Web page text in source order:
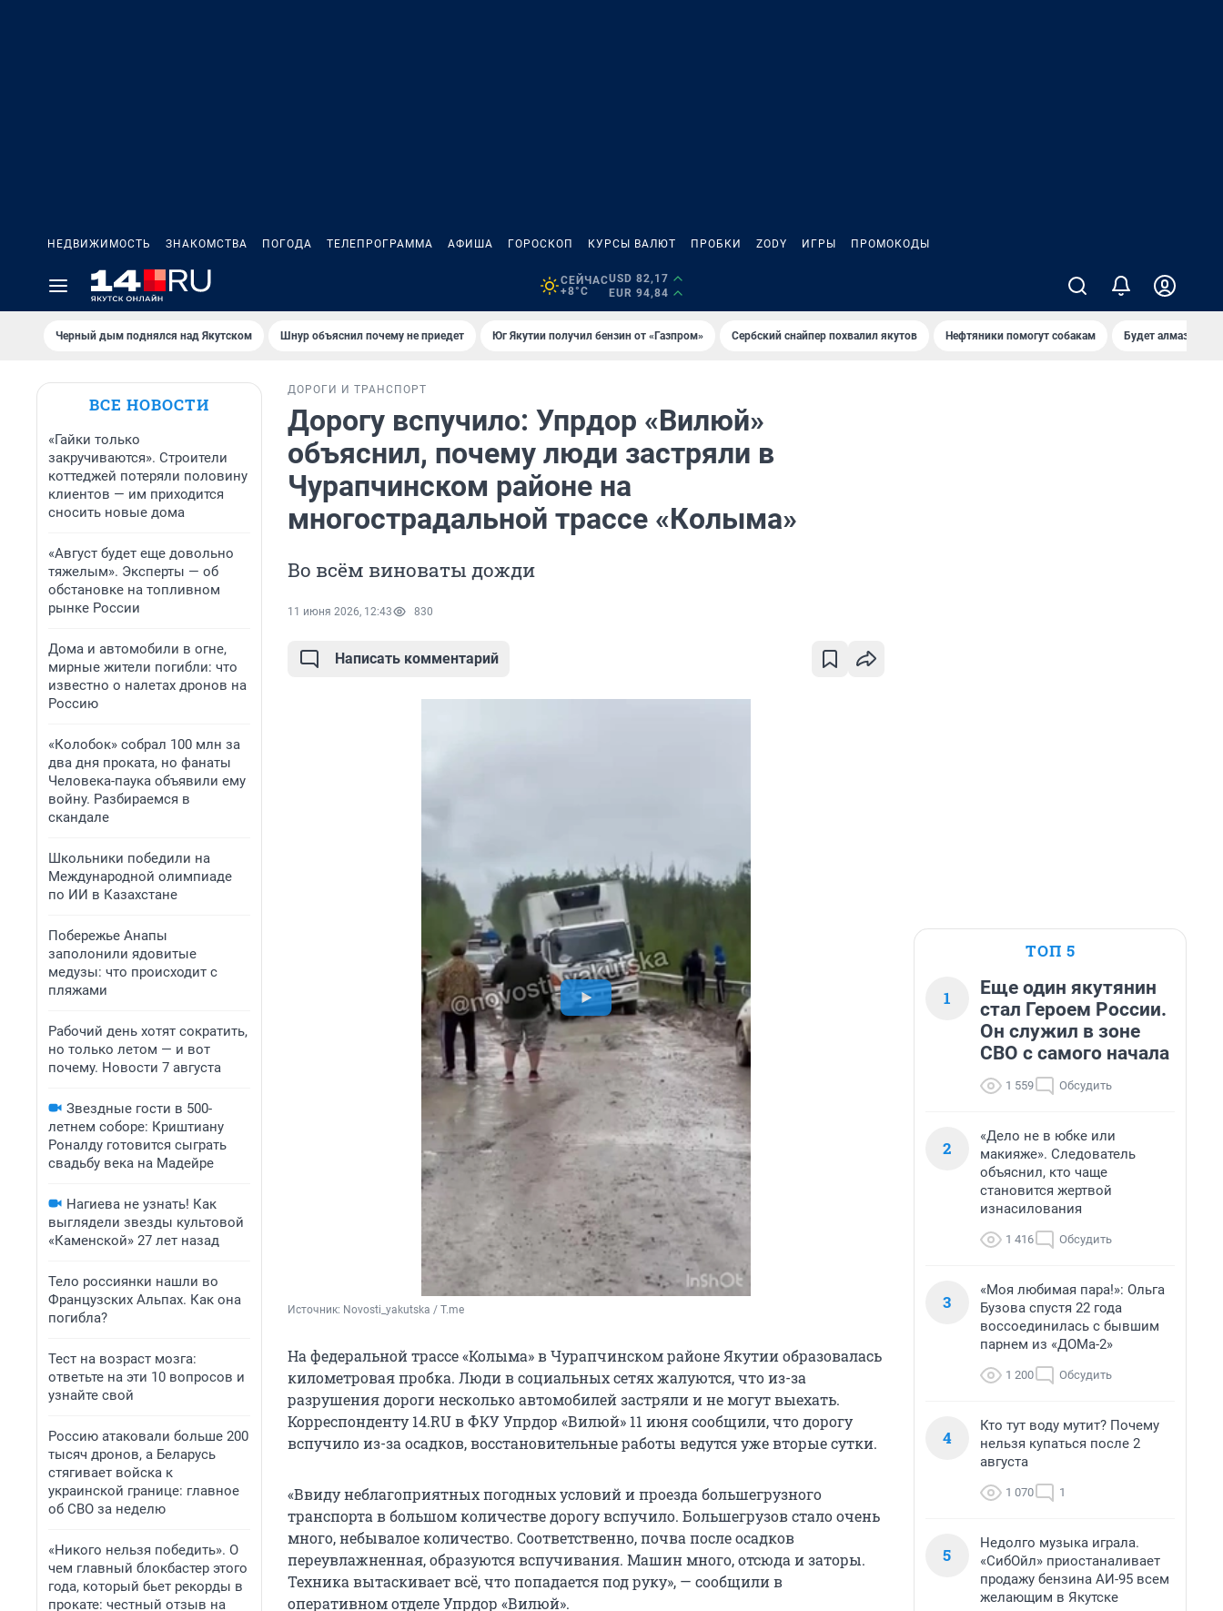
НЕДВИЖИМОСТЬ ЗНАКОМСТВА ПОГОДА ТЕЛЕПРОГРАММА АФИША ГОРОСКОП КУРСЫ ВАЛЮТ ПРОБКИ ZODY ИГРЫ ПРОМОКОДЫ
СЕЙЧАС
+8°C
USD 82,17
EUR 94,84
Черный дым поднялся над Якутском Шнур объяснил почему не приедет Юг Якутии получил бензин от «Газпром» Сербский снайпер похвалил якутов Нефтяники помогут собакам Будет алмазный
ВСЕ НОВОСТИ
«Гайки только
закручиваются». Строители
коттеджей потеряли половину
клиентов — им приходится
сносить новые дома
«Август будет еще довольно
тяжелым». Эксперты — об
обстановке на топливном
рынке России
Дома и автомобили в огне,
мирные жители погибли: что
известно о налетах дронов на
Россию
«Колобок» собрал 100 млн за
два дня проката, но фанаты
Человека-паука объявили ему
войну. Разбираемся в
скандале
Школьники победили на
Международной олимпиаде
по ИИ в Казахстане
Побережье Анапы
заполонили ядовитые
медузы: что происходит с
пляжами
Рабочий день хотят сократить,
но только летом — и вот
почему. Новости 7 августа
Звездные гости в 500-
летнем соборе: Криштиану
Роналду готовится сыграть
свадьбу века на Мадейре
Нагиева не узнать! Как
выглядели звезды культовой
«Каменской» 27 лет назад
Тело россиянки нашли во
Французских Альпах. Как она
погибла?
Тест на возраст мозга:
ответьте на эти 10 вопросов и
узнайте свой
Россию атаковали больше 200
тысяч дронов, а Беларусь
стягивает войска к
украинской границе: главное
об СВО за неделю
«Никого нельзя победить». О
чем главный блокбастер этого
года, который бьет рекорды в
прокате: честный отзыв на
ДОРОГИ И ТРАНСПОРТ
Дорогу вспучило: Упрдор «Вилюй»
объяснил, почему люди застряли в
Чурапчинском районе на
многострадальной трассе «Колыма»
Во всём виноваты дожди
11 июня 2026, 12:43 830
Написать комментарий
Источник: Novosti_yakutska / T.me
На федеральной трассе «Колыма» в Чурапчинском районе Якутии образовалась
километровая пробка. Люди в социальных сетях жалуются, что из-за
разрушения дороги несколько автомобилей застряли и не могут выехать.
Корреспонденту 14.RU в ФКУ Упрдор «Вилюй» 11 июня сообщили, что дорогу
вспучило из-за осадков, восстановительные работы ведутся уже вторые сутки.
«Ввиду неблагоприятных погодных условий и проезда большегрузного
транспорта в большом количестве дорогу вспучило. Большегрузов стало очень
много, небывалое количество. Соответственно, почва после осадков
переувлажненная, образуются вспучивания. Машин много, отсюда и заторы.
Техника вытаскивает всё, что попадается под руку», — сообщили в
оперативном отделе Упрдор «Вилюй».
ТОП 5
1
Еще один якутянин
стал Героем России.
Он служил в зоне
СВО с самого начала
1 559 Обсудить
2
«Дело не в юбке или
макияже». Следователь
объяснил, кто чаще
становится жертвой
изнасилования
1 416 Обсудить
3
«Моя любимая пара!»: Ольга
Бузова спустя 22 года
воссоединилась с бывшим
парнем из «ДОМа-2»
1 200 Обсудить
4
Кто тут воду мутит? Почему
нельзя купаться после 2
августа
1 070 1
5
Недолго музыка играла.
«СибОйл» приостаналивает
продажу бензина АИ-95 всем
желающим в Якутске